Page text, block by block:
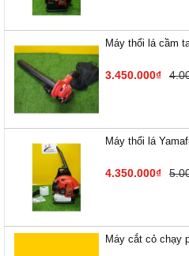
Máy thổi lá cầm
3.450.000₫
Máy thổi lá
4.350.000₫
Máy cắt cỏ chạy